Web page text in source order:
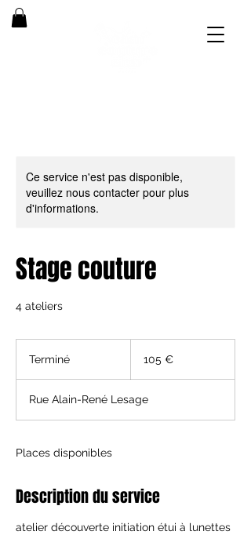
Ce service n'est pas disponible,
veuillez nous contacter pour plus
d'informations.
Stage couture
4 ateliers
Terminé
m
i
é
105 €
Rue Alain-René Lesage
Places disponibles
Description du service
atelier découverte initiation étui à lunettes